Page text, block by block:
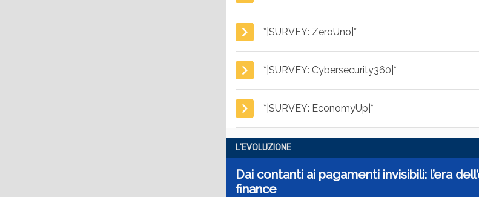
*|SURVEY: ZeroUno|*
*|SURVEY: Cybersecurity360|*
*|SURVEY: EconomyUp|*
L'EVOLUZIONE
Dai contanti ai pagamenti invisibili: l’era
finance